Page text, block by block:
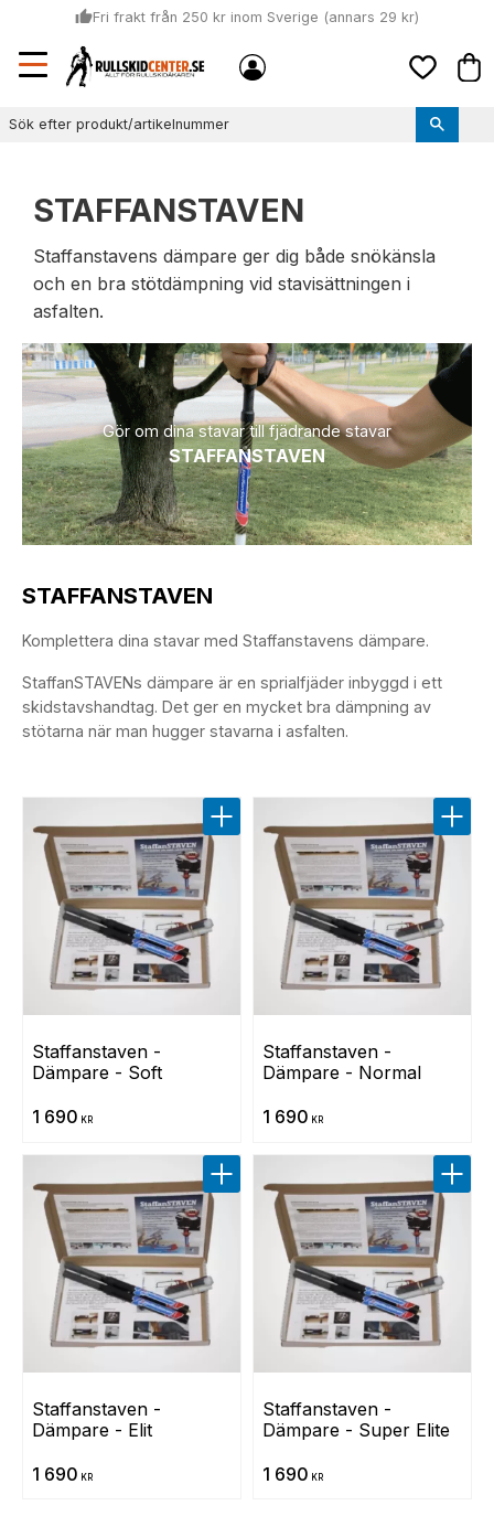
Meny
thumb_upFri frakt från 250 kr inom Sverige (annars 29 kr)
local_shipping
Sommar: Beställ innan kl 11:00 (mån-ons) och vi skickar lagervaror
samma dag
STAFFANSTAVEN
Staffanstavens dämpare ger dig både snökänsla
och en bra stötdämpning vid stavisättningen i
asfalten.
Gör om dina stavar till fjädrande stavar
STAFFANSTAVEN
STAFFANSTAVEN
Komplettera dina stavar med Staffanstavens dämpare.
StaffanSTAVENs dämpare är en sprialfjäder inbyggd i ett
skidstavshandtag. Det ger en mycket bra dämpning av
stötarna när man hugger stavarna i asfalten.
Staffanstaven -
Dämpare - Soft
1 690 KR
Lägg till i favoriter
Staffanstaven -
Dämpare - Normal
1 690 KR
Lägg
Staffanstaven -
Dämpare - Elit
1 690 KR
Lägg till i favoriter
Staffanstaven -
Dämpare - Super Elite
1 690 KR
Lägg